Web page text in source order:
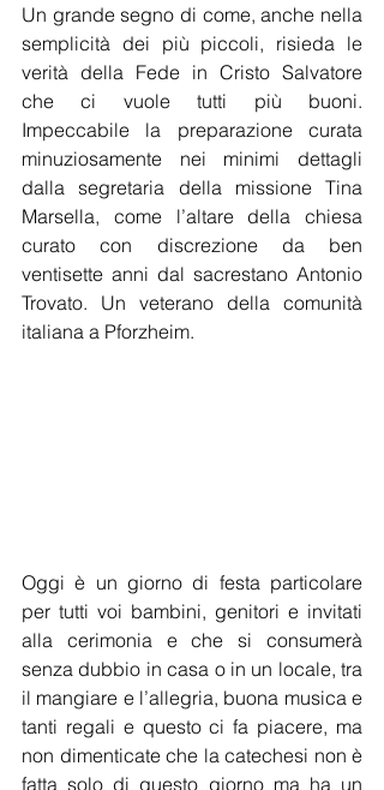
Un grande segno di come, anche nella
semplicità dei più piccoli, risieda le
verità della Fede in Cristo Salvatore
che ci vuole tutti più buoni.
Impeccabile la preparazione curata
minuziosamente nei minimi dettagli
dalla segretaria della missione Tina
Marsella, come l’altare della chiesa
curato con discrezione da ben
ventisette anni dal sacrestano Antonio
Trovato. Un veterano della comunità
italiana a Pforzheim.
Oggi è un giorno di festa particolare
per tutti voi bambini, genitori e invitati
alla cerimonia e che si consumerà
senza dubbio in casa o in un locale, tra
il mangiare e l’allegria, buona musica e
tanti regali e questo ci fa piacere, ma
non dimenticate che la catechesi non è
fatta solo di questo giorno ma ha un